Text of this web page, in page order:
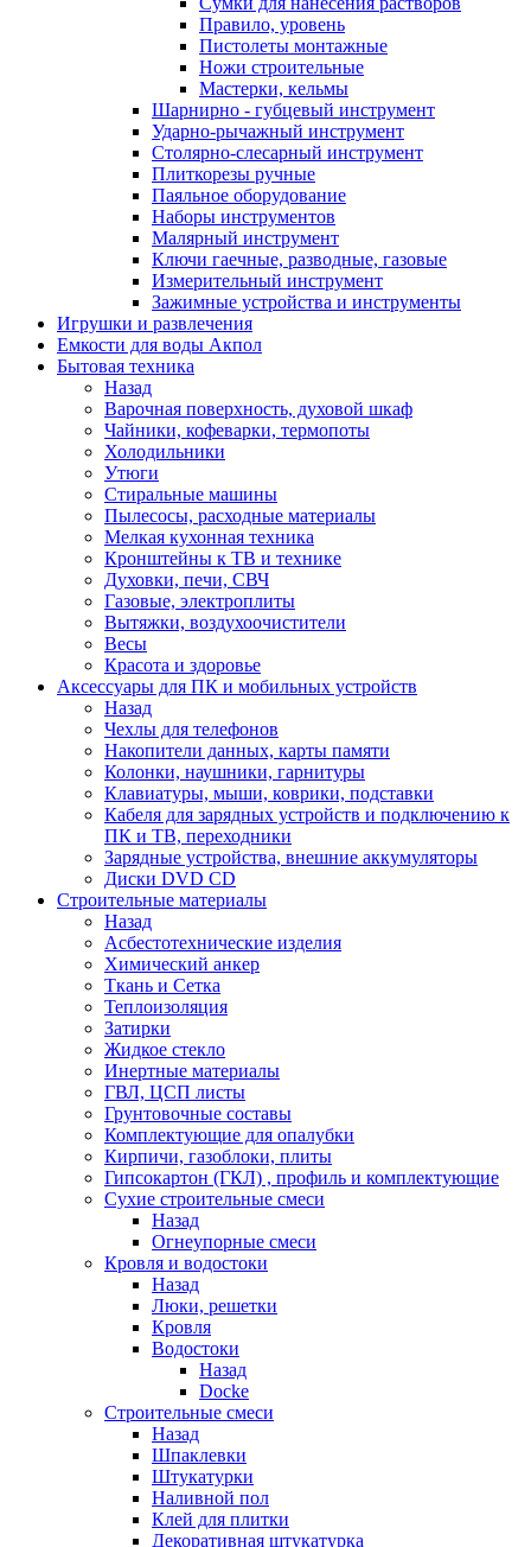
Правило, уровень
Пистолеты монтажные
Ножи строительные
Мастерки, кельмы
Шарнирно - губцевый инструмент
Ударно-рычажный инструмент
Столярно-слесарный инструмент
Плиткорезы ручные
Паяльное оборудование
Наборы инструментов
Малярный инструмент
Ключи гаечные, разводные, газовые
Измерительный инструмент
Зажимные устройства и инструменты
Игрушки и развлечения
Емкости для воды Акпол
Бытовая техника
Назад
Варочная поверхность, духовой шкаф
Чайники, кофеварки, термопоты
Холодильники
Утюги
Стиральные машины
Пылесосы, расходные материалы
Мелкая кухонная техника
Кронштейны к ТВ и технике
Духовки, печи, СВЧ
Газовые, электроплиты
Вытяжки, воздухоочистители
Весы
Красота и здоровье
Аксессуары для ПК и мобильных устройств
Назад
Чехлы для телефонов
Накопители данных, карты памяти
Колонки, наушники, гарнитуры
Клавиатуры, мыши, коврики, подставки
Кабеля для зарядных устройств и подключению к
ПК и ТВ, переходники
Зарядные устройства, внешние аккумуляторы
Диски DVD CD
Строительные материалы
Назад
Асбестотехнические изделия
Химический анкер
Ткань и Сетка
Теплоизоляция
Затирки
Жидкое стекло
Инертные материалы
ГВЛ, ЦСП листы
Грунтовочные составы
Комплектующие для опалубки
Кирпичи, газоблоки, плиты
Гипсокартон (ГКЛ) , профиль и комплектующие
Сухие строительные смеси
Назад
Огнеупорные смеси
Кровля и водостоки
Назад
Люки, решетки
Кровля
Водостоки
Назад
Docke
Строительные смеси
Назад
Шпаклевки
Штукатурки
Наливной пол
Клей для плитки
Декоративная штукатурка